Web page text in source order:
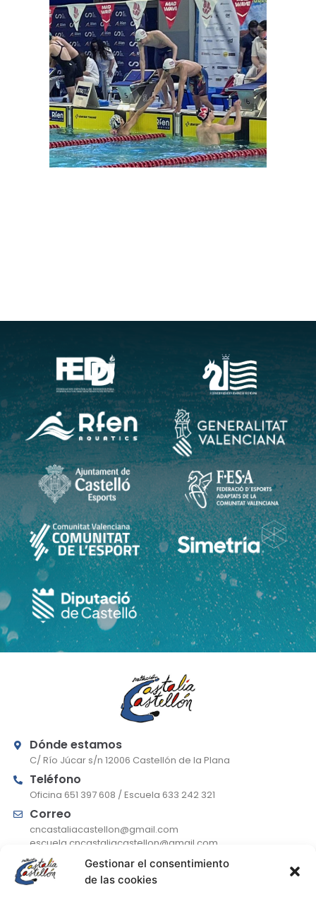
Gestionar el consentimiento
de las cookies
Dónde estamos
C/ Río Júcar s/n 12006 Castellón de la Plana
Teléfono
Oficina 651 397 608 / Escuela 633 242 321
Correo
cncastaliacastellon@gmail.com
escuela.cncastaliacastellon@gmail.com